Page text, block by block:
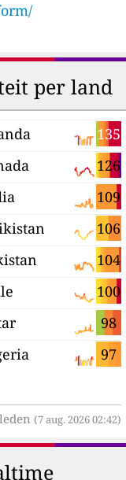
per land
135
126
109
106
104
100
98
97
(7 aug. 2026 02:42)